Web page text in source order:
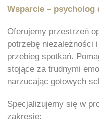
Wsparcie – psycholog
Oferujemy przestrzeń
potrzebę niezależności
przebieg spotkań.
stojące za trudnymi
narzucając gotowych
Specjalizujemy się w
zakresie: